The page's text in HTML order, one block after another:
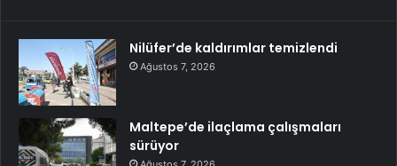
Nilüfer’de kaldırımlar temizlendi
Ağustos 7, 2026
Maltepe’de ilaçlama çalışmaları
sürüyor